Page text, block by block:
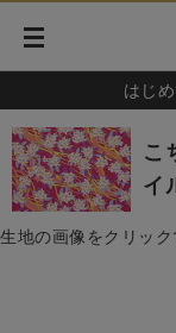
はじ
こ
イ
生地の画像をクリック